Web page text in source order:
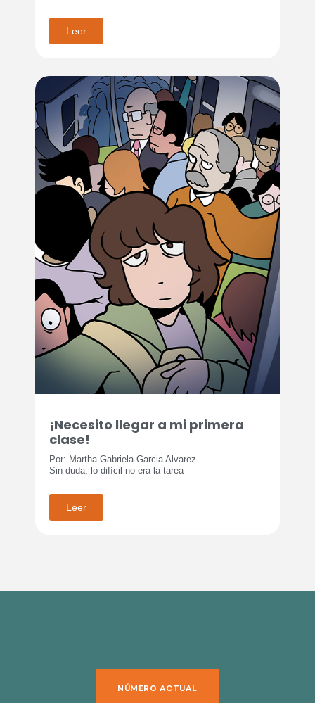
Leer
¡Necesito llegar a mi primera
clase!
Por: Martha Gabriela Garcia Alvarez
Sin duda, lo difícil no era la tarea
Leer
NÚMERO ACTUAL